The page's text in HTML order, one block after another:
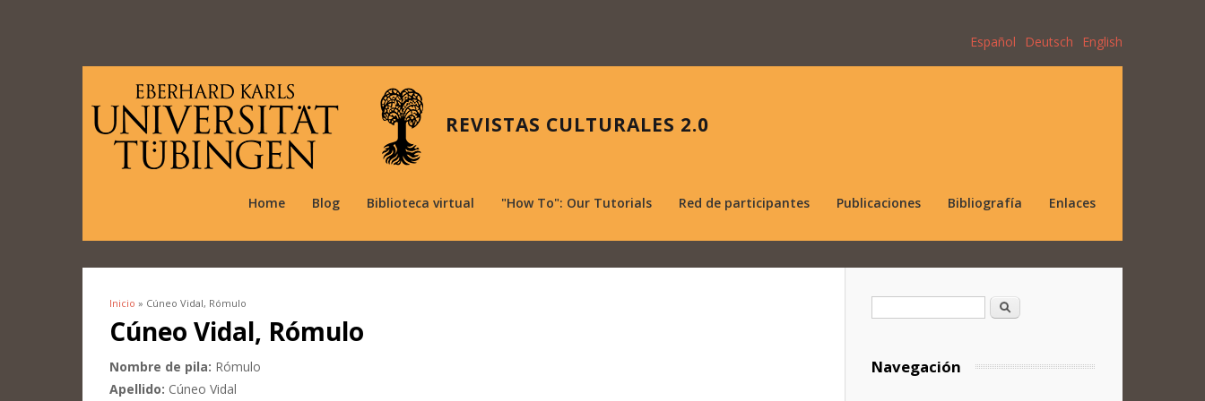
Español Deutsch English
REVISTAS CULTURALES 2.0
Home Blog Biblioteca virtual "How To": Our Tutorials Red de participantes Publicaciones Bibliografía Enlaces
Se encuentra usted aquí
Inicio » Cúneo Vidal, Rómulo
Cúneo Vidal, Rómulo
Nombre de pila: Rómulo
Apellido: Cúneo Vidal
Formulario de búsqueda
Buscar
Navegación